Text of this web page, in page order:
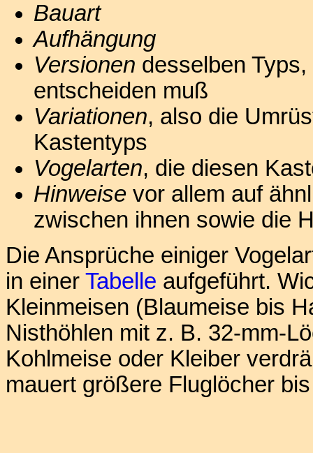
Bauart
Aufhängung
Versionen desselben
entscheiden muß
Variationen, also die
Kastentyps
Vogelarten, die diesen
Hinweise vor allem auf
zwischen ihnen sowie die
Die Ansprüche einiger
in einer Tabelle aufgeführt.
Kleinmeisen (Blaumeise bis
Nisthöhlen mit z. B. 32-mm-
Kohlmeise oder Kleiber
mauert größere Fluglöcher